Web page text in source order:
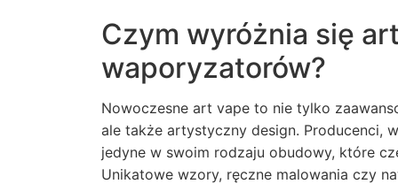
Czym wyróżnia się
waporyzatorów?
Nowoczesne art vape to nie tylko
ale także artystyczny design. Producenci,
jedyne w swoim rodzaju obudowy, które
Unikatowe wzory, ręczne malowania czy